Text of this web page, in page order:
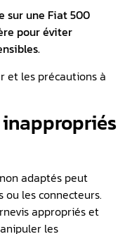
sur une Fiat 500
pour éviter
et les précautions à
inappropriés
adaptés peut
ou les connecteurs.
appropriés et
les